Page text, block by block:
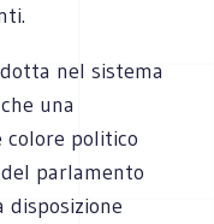
nel sistema
una
politico
parlamento